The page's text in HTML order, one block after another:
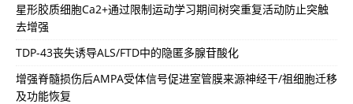
星形胶质细胞Ca2+通过限制运动学习期间树突重复活动防止突触
去增强
TDP-43丧失诱导ALS/FTD中的隐匿多腺苷酸化
增强脊髓损伤后AMPA受体信号促进室管膜来源神经干/祖细胞迁移
及功能恢复